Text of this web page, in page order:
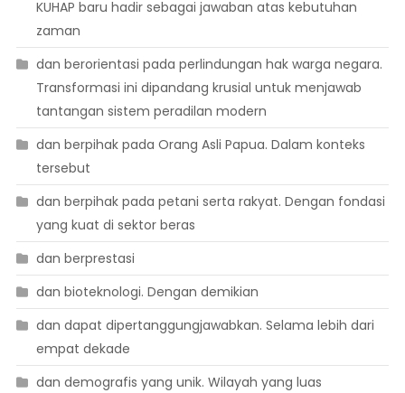
KUHAP baru hadir sebagai jawaban atas kebutuhan
zaman
dan berorientasi pada perlindungan hak warga negara.
Transformasi ini dipandang krusial untuk menjawab
tantangan sistem peradilan modern
dan berpihak pada Orang Asli Papua. Dalam konteks
tersebut
dan berpihak pada petani serta rakyat. Dengan fondasi
yang kuat di sektor beras
dan berprestasi
dan bioteknologi. Dengan demikian
dan dapat dipertanggungjawabkan. Selama lebih dari
empat dekade
dan demografis yang unik. Wilayah yang luas